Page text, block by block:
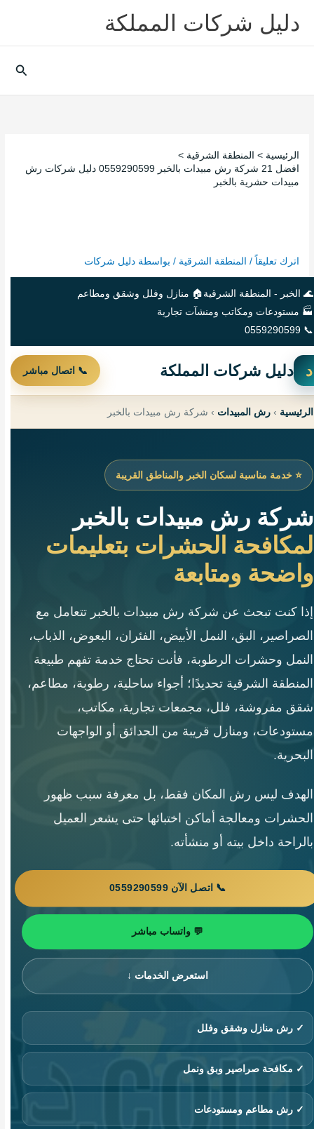
المحتوى
دليل شركات المملكة
الرئيسية
المنطقة الشرقية
افضل 21 شركة رش مبيدات بالخبر 0559290599 دليل شركات رش
مبيدات حشرية بالخبر
اترك تعليقاً / المنطقة الشرقية / بواسطة دليل شركات
🌊 الخبر - المنطقة الشرقية🏠 منازل وفلل وشقق ومطاعم
🏭 مستودعات ومكاتب ومنشآت تجارية
📞 0559290599
د دليل شركات المملكة 📞 اتصال مباشر
الرئيسية › رش المبيدات › شركة رش مبيدات بالخبر
⭐ خدمة مناسبة لسكان الخبر والمناطق القريبة
شركة رش مبيدات بالخبر
لمكافحة الحشرات بتعليمات
واضحة ومتابعة
إذا كنت تبحث عن شركة رش مبيدات بالخبر تتعامل مع
الصراصير، البق، النمل الأبيض، الفئران، البعوض، الذباب،
النمل وحشرات الرطوبة، فأنت تحتاج خدمة تفهم طبيعة
المنطقة الشرقية تحديدًا؛ أجواء ساحلية، رطوبة، مطاعم،
شقق مفروشة، فلل، مجمعات تجارية، مكاتب،
مستودعات، ومنازل قريبة من الحدائق أو الواجهات
البحرية.
الهدف ليس رش المكان فقط، بل معرفة سبب ظهور
الحشرات ومعالجة أماكن اختبائها حتى يشعر العميل
بالراحة داخل بيته أو منشأته.
📞 اتصل الآن 0559290599
💬 واتساب مباشر
استعرض الخدمات ↓
✓ رش منازل وشقق وفلل
✓ مكافحة صراصير وبق ونمل
✓ رش مطاعم ومستودعات